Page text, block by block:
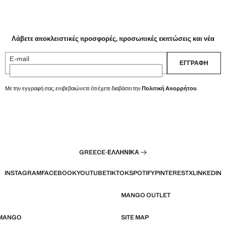
Λάβετε αποκλειστικές προσφορές, προσωπικές εκπτώσεις και νέα
E-mail ΕΓΓΡΑΦΉ
Με την εγγραφή σας, επιβεβαιώνετε ότι έχετε διαβάσει την Πολιτική Απορρήτου.
GREECE·ΕΛΛΗΝΙΚΆ
INSTAGRAMFACEBOOKYOUTUBETIKTOKSPOTIFYPINTERESTXLINKEDIN
MANGO OUTLET
SITE MAP